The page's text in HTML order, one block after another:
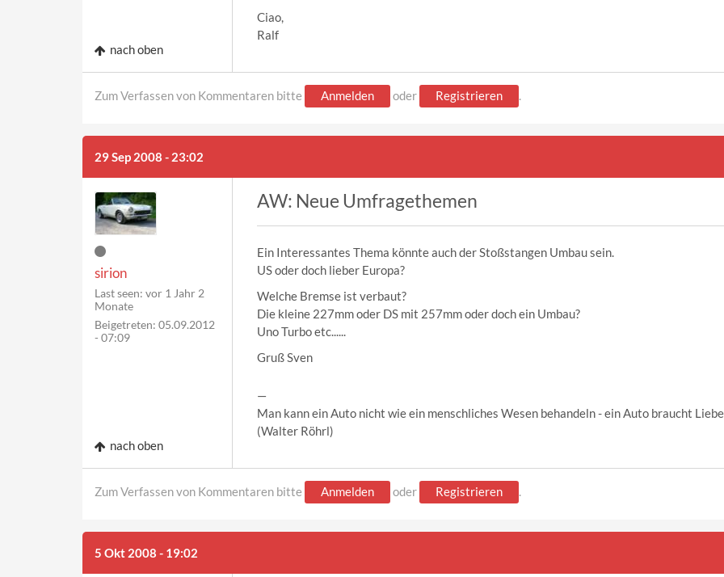
Ciao,
Ralf
nach oben
Zum Verfassen von Kommentaren bitte Anmelden oder Registrieren .
29 Sep 2008 - 23:02
sirion
Last seen: vor 1 Jahr 2
Monate
Beigetreten: 05.09.2012
- 07:09
AW: Neue Umfragethemen
Ein Interessantes Thema könnte auch der Stoßstangen Umbau sein.
US oder doch lieber Europa?
Welche Bremse ist verbaut?
Die kleine 227mm oder DS mit 257mm oder doch ein Umbau?
Uno Turbo etc......
Gruß Sven
—
Man kann ein Auto nicht wie ein menschliches Wesen behandeln - ein Auto braucht Liebe
(Walter Röhrl)
nach oben
Zum Verfassen von Kommentaren bitte Anmelden oder Registrieren .
5 Okt 2008 - 19:02